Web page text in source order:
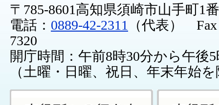
〒785-8601高知県須崎市山手町1
電話： 0889-42-2311
（代表） Fax
7320
開庁時間：午前8時30分から午後
（土曜・日曜、祝日、年末年始